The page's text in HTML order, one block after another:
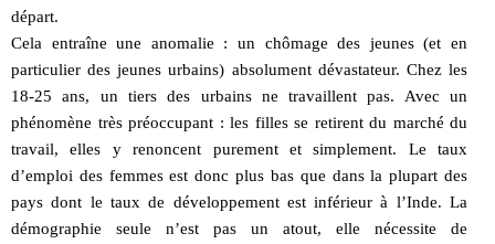
départ.
Cela entraîne une anomalie : un chômage des jeunes (et en
particulier des jeunes urbains) absolument dévastateur. Chez les
18-25 ans, un tiers des urbains ne travaillent pas. Avec un
phénomène très préoccupant : les filles se retirent du marché du
travail, elles y renoncent purement et simplement. Le taux
d’emploi des femmes est donc plus bas que dans la plupart des
pays dont le taux de développement est inférieur à l’Inde. La
démographie seule n’est pas un atout, elle nécessite de